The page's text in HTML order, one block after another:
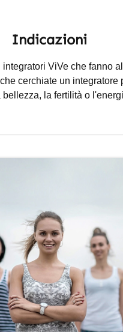
Indicazioni
integratori ViVe che fanno
cerchiate un integratore
bellezza, la fertilità o